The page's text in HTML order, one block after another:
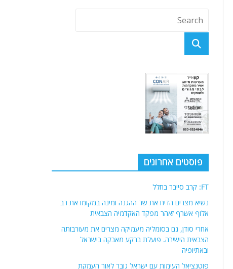
פוסטים אחרונים
FT: קרב סייבר בחלל
נשיא מצרים הדיח את שר ההגנה ומינה במקומו את רב
אלוף אשרף זאהר מפקד האקדמיה הצבאית
אחרי סודן, גם בסומליה מעמיקה מצרים את מעורבותה
הצבאית הישירה. פועלת ברקע מאבקה בישראל
ובאתיופיה
פוטנציאל העימות עם ישראל גובר לאור העמקת